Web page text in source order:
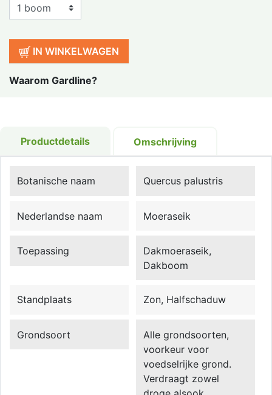
IN WINKELWAGEN
Waarom Gardline?
Productdetails Omschrijving
Botanische naam Quercus palustris
Nederlandse naam Moeraseik
Toepassing
Dakmoeraseik,
Dakboom
Standplaats Zon, Halfschaduw
Grondsoort
Alle grondsoorten,
voorkeur voor
voedselrijke grond.
Verdraagt zowel